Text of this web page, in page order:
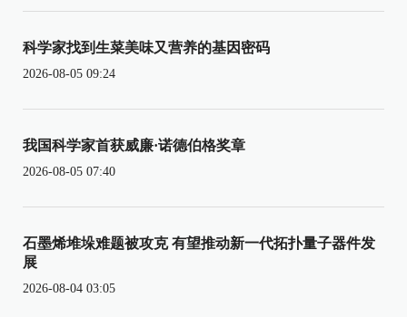
科学家找到生菜美味又营养的基因密码
2026-08-05 09:24
我国科学家首获威廉·诺德伯格奖章
2026-08-05 07:40
石墨烯堆垛难题被攻克 有望推动新一代拓扑量子器件发
展
2026-08-04 03:05